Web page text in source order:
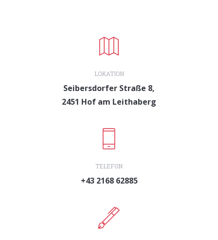
LOKATION
Seibersdorfer Straße 8,
2451 Hof am Leithaberg
TELEFON
+43 2168 62885